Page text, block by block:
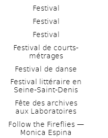
Festival
Festival
Festival
Festival de courts-
métrages
Festival de danse
Festival littéraire en
Seine-Saint-Denis
Fête des archives
aux Laboratoires
Follow the Fireflies —
Monica Espina